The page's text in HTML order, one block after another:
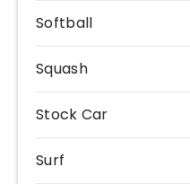
Softball
Squash
Stock Car
Surf